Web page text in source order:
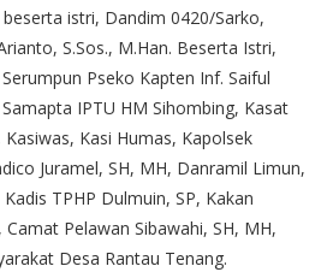
beserta istri, Dandim 0420/Sarko,
S.Sos., M.Han. Beserta Istri,
Pseko Kapten Inf. Saiful
IPTU HM Sihombing, Kasat
Kasi Humas, Kapolsek
Juramel, SH, MH, Danramil Limun,
TPHP Dulmuin, SP, Kakan
Pelawan Sibawahi, SH, MH,
Desa Rantau Tenang.